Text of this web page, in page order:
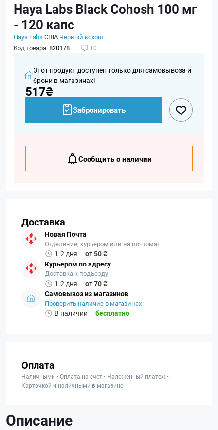
Haya Labs Black Cohosh 100 мг
- 120 капс
Haya Labs США Черный кохош
Код товара:820178 10
Этот продукт доступен только для самовывоза и
брони в магазинах!
517₴
Забронировать
Сообщить о наличии
Доставка
Новая Почта
Отделение, курьером или на почтомат
1-2 дня
от 50 ₴
Курьером по адресу
Доставка к подъезду
1-2 дня
от 70 ₴
Самовывоз из магазинов
Проверить наличие в магазинах
В наличии бесплатно
Оплата
Наличными • Оплата на счет • Наложенный платеж •
Карточкой и наличными в магазине
Описание